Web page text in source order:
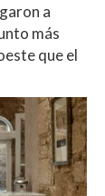
a
más
que el